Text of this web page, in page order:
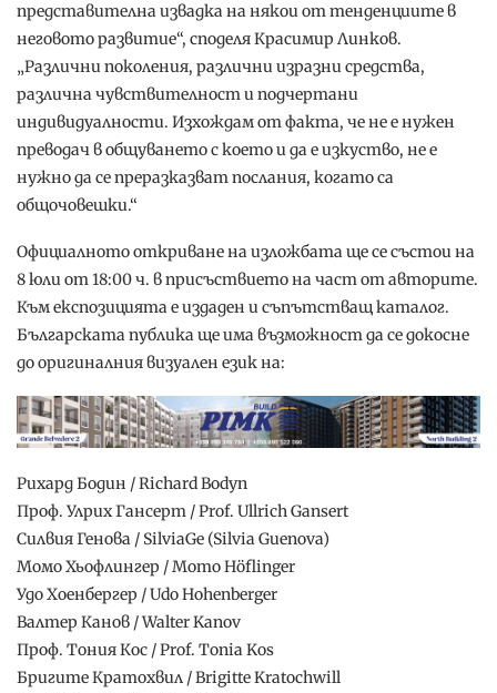
представителна извадка на някои от тенденциите в
неговото развитие“, споделя Красимир Линков.
„Различни поколения, различни изразни средства,
различна чувствителност и подчертани
индивидуалности. Изхождам от факта, че не е нужен
преводач в общуването с което и да е изкуство, не е
нужно да се преразказват послания, когато са
общочовешки.“
Официалното откриване на изложбата ще се състои на
8 юли от 18:00 ч. в присъствието на част от авторите.
Към експозицията е издаден и съпътстващ каталог.
Българската публика ще има възможност да се докосне
до оригиналния визуален език на:
Рихард Бодин / Richard Bodyn
Проф. Улрих Гансерт / Prof. Ullrich Gansert
Силвия Генова / SilviaGe (Silvia Guenova)
Момо Хьофлингер / Momo Höflinger
Удо Хоенбергер / Udo Hohenberger
Валтер Канов / Walter Kanov
Проф. Тония Кос / Prof. Tonia Kos
Бригите Кратохвил / Brigitte Kratochwill